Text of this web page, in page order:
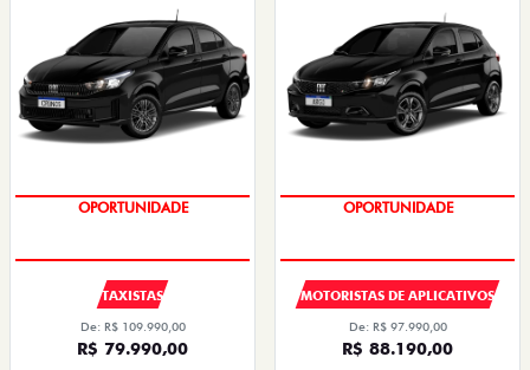
OPORTUNIDADE
TAXISTAS
De: R$ 109.990,00
R$ 79.990,00
OPORTUNIDADE
MOTORISTAS DE APLICATIVOS
De: R$ 97.990,00
R$ 88.190,00